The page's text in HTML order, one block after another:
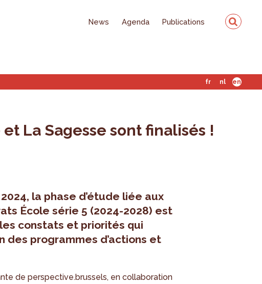
News Agenda Publications
fr nl en
La Sagesse sont finalisés !
la phase d’étude liée aux
École série 5 (2024-2028) est
constats et priorités qui
des programmes d’actions et
de perspective.brussels, en collaboration